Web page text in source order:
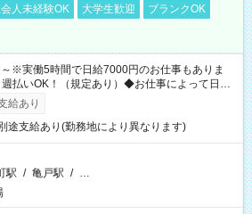
人未経験OK 大学生歓迎
ブランクOK
※実働5時間で日給7000円のお仕事もありま
払いOK！（規定あり）◆お仕事によって日給
給あり
途支給あり(勤務地により異なります)
駅 / 亀戸駅 / …